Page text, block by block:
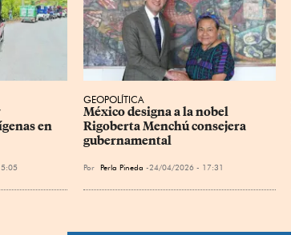
en
GEOPOLÍTICA
México designa a la nobel
Rigoberta Menchú consejera
gubernamental
Por Perla Pineda 24/04/2026 - 17:31